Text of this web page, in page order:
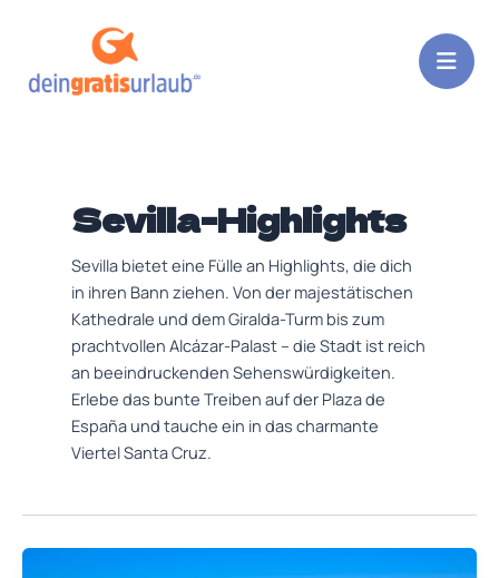
Sevilla-Highlights
Sevilla bietet eine Fülle an Highlights, die dich
in ihren Bann ziehen. Von der majestätischen
Kathedrale und dem Giralda-Turm bis zum
prachtvollen Alcázar-Palast – die Stadt ist reich
an beeindruckenden Sehenswürdigkeiten.
Erlebe das bunte Treiben auf der Plaza de
España und tauche ein in das charmante
Viertel Santa Cruz.